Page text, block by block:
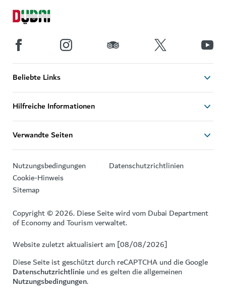
Beliebte Links
Hilfreiche Informationen
Verwandte Seiten
Nutzungsbedingungen
Datenschutzrichtlinien
Cookie-Hinweis
Sitemap
Copyright © 2026. Diese Seite wird vom Dubai Department
of Economy and Tourism verwaltet.
Website zuletzt aktualisiert am [08/08/2026]
Diese Seite ist geschützt durch reCAPTCHA und die Google
Datenschutzrichtlinie und es gelten die allgemeinen
Nutzungsbedingungen.